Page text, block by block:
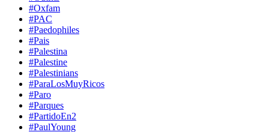
#Oxfam
#PAC
#Paedophiles
#Pais
#Palestina
#Palestine
#Palestinians
#ParaLosMuyRicos
#Paro
#Parques
#PartidoEn2
#PaulYoung